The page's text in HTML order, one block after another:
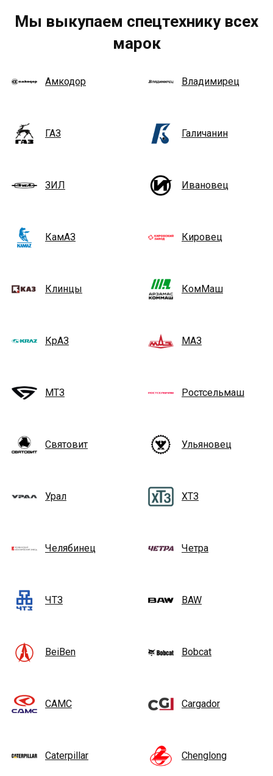
Мы выкупаем спецтехнику всех
марок
Амкодор Владимирец
ГАЗ Галичанин
ЗИЛ Ивановец
КамАЗ Кировец
Клинцы КомМаш
КрАЗ МАЗ
МТЗ Ростсельмаш
Святовит Ульяновец
Урал ХТЗ
Челябинец Четра
ЧТЗ BAW
BeiBen Bobcat
CAMC Cargador
Caterpillar Chenglong